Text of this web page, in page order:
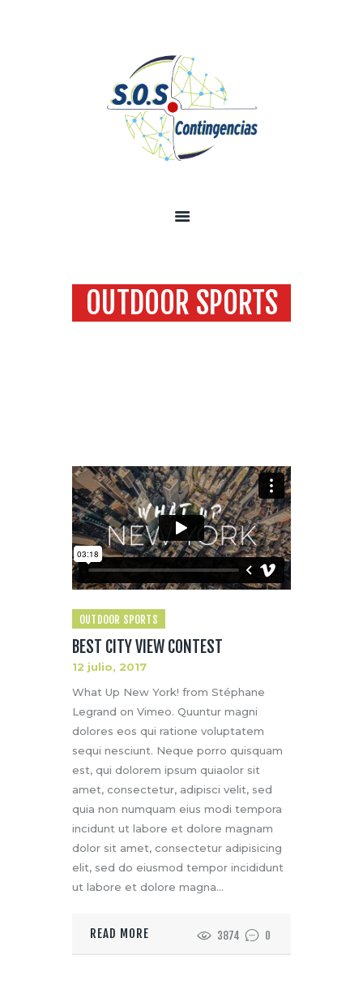
OUTDOOR SPORTS
INICIO
SOBRE NOSOTROS
SERVICIOS
TECNOLOGÍA SEGURIDAD
OUTDOOR SPORTS
BEST CITY VIEW CONTEST
12 julio, 2017
What Up New York! from Stéphane
Legrand on Vimeo. Quuntur magni
dolores eos qui ratione voluptatem
sequi nesciunt. Neque porro quisquam
est, qui dolorem ipsum quiaolor sit
amet, consectetur, adipisci velit, sed
quia non numquam eius modi tempora
incidunt ut labore et dolore magnam
dolor sit amet, consectetur adipisicing
elit, sed do eiusmod tempor incididunt
ut labore et dolore magna…
READ MORE 3874 0